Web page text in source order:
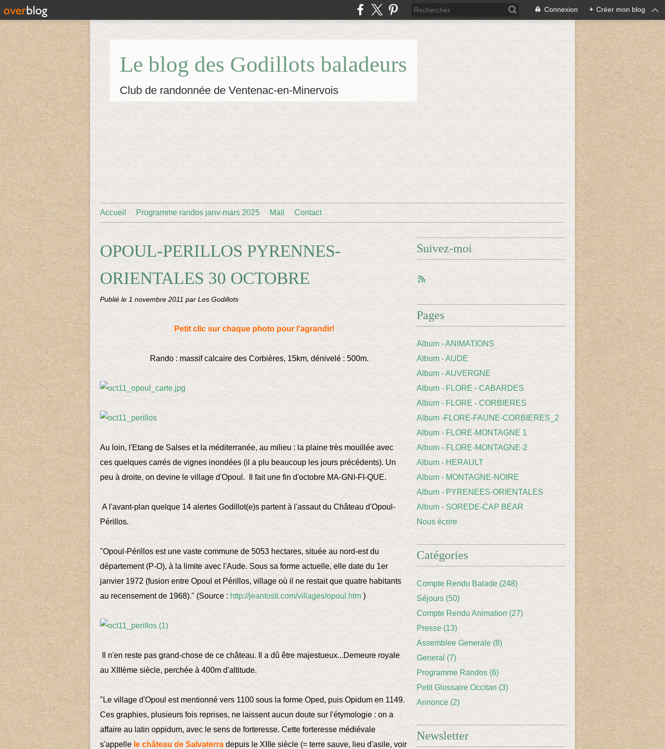
Connexion + Créer mon blog
Le blog des Godillots baladeurs
Club de randonnée de Ventenac-en-Minervois
Accueil Programme randos janv-mars 2025 Mail Contact
OPOUL-PERILLOS PYRENNES-
ORIENTALES 30 OCTOBRE
Publié le 1 novembre 2011 par Les Godillots
Petit clic sur chaque photo pour l'agrandir!
Rando : massif calcaire des Corbières, 15km, dénivelé : 500m.
Au loin, l'Etang de Salses et la méditerranée, au milieu : la plaine très mouillée avec
ces quelques carrés de vignes inondées (il a plu beaucoup les jours précédents). Un
peu à droite, on devine le village d'Opoul. Il fait une fin d'octobre MA-GNI-FI-QUE.
A l'avant-plan quelque 14 alertes Godillot(e)s partent à l'assaut du Château d'Opoul-
Périllos.
"Opoul-Périllos est une vaste commune de 5053 hectares, située au nord-est du
département (P-O), à la limite avec l'Aude. Sous sa forme actuelle, elle date du 1er
janvier 1972 (fusion entre Opoul et Périllos, village où il ne restait que quatre habitants
au recensement de 1968)." (Source : http://jeantosti.com/villages/opoul.htm )
Il n'en reste pas grand-chose de ce château. Il a dû être majestueux...Demeure royale
au XIIIème siècle, perchée à 400m d'altitude.
"Le village d'Opoul est mentionné vers 1100 sous la forme Oped, puis Opidum en 1149.
Ces graphies, plusieurs fois reprises, ne laissent aucun doute sur l'étymologie : on a
affaire au latin oppidum, avec le sens de forteresse. Cette forteresse médiévale
s'appelle le château de Salvaterra depuis le XIIIe siècle (= terre sauve, lieu d'asile, voir
Suivez-moi
Pages
Album - ANIMATIONS
Album - AUDE
Album - AUVERGNE
Album - FLORE - CABARDES
Album - FLORE - CORBIERES
Album -FLORE-FAUNE-CORBIERES_2
Album - FLORE-MONTAGNE 1
Album - FLORE-MONTAGNE-2
Album - HERAULT
Album - MONTAGNE-NOIRE
Album - PYRENEES-ORIENTALES
Album - SOREDE-CAP BEAR
Nous écrire
Catégories
Compte Rendu Balade (248)
Séjours (50)
Compte Rendu Animation (27)
Presse (13)
Assemblee Generale (8)
General (7)
Programme Randos (6)
Petit Glossaire Occitan (3)
Annonce (2)
Newsletter